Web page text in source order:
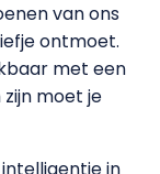
van ons
ontmoet.
met een
moet je